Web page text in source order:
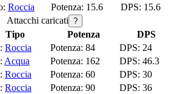
Roccia 15.6
15.6
Attacchi caricati ?
Tipo Potenza
DPS
Roccia 84
24
Acqua 162
46.3
Roccia 60
30
Roccia 90
36